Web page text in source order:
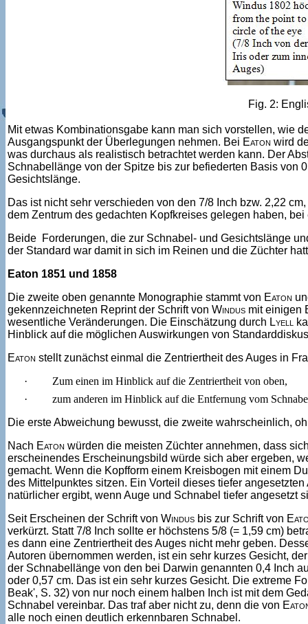
Fig. 2:
Mit etwas Kombinationsgabe kann man sich vorstellen, wie
Ausgangspunkt der Überlegungen nehmen. Bei Eaton wird
was durchaus als realistisch betrachtet werden kann. Der
Schnabellänge von der Spitze bis zur befiederten Basis von
Gesichtslänge.
Das ist nicht sehr verschieden von den 7/8 Inch bzw. 2,22
dem Zentrum des gedachten Kopfkreises gelegen haben,
Beide Forderungen, die zur Schnabel- und Gesichtslänge
der Standard war damit in sich im Reinen und die Züchter
Eaton 1851 und 1858
Die zweite oben genannte Monographie stammt von Eaton
gekennzeichneten Reprint der Schrift von Windus mit einigen
wesentliche Veränderungen. Die Einschätzung durch Lyell
Hinblick auf die möglichen Auswirkungen von
Eaton stellt zunächst einmal die Zentriertheit des Auges in
·
Zum einen im Hinblick auf die Zentriertheit von oben,
·
zum anderen im Hinblick auf die Entfernung vom
Die erste Abweichung bewusst, die zweite wahrscheinlich,
Nach Eaton würden die meisten Züchter annehmen, dass
erscheinendes Erscheinungsbild würde sich aber ergeben,
gemacht. Wenn die Kopfform einem Kreisbogen mit einem
des Mittelpunktes sitzen. Ein Vorteil dieses tiefer
natürlicher ergibt, wenn Auge und Schnabel tiefer angesetzt
Seit Erscheinen der Schrift von Windus bis zur Schrift von
verkürzt. Statt 7/8 Inch sollte er höchstens 5/8 (= 1,59 cm)
es dann eine Zentriertheit des Auges nicht mehr geben.
Autoren übernommen werden, ist ein sehr kurzes Gesicht,
der Schnabellänge von den bei Darwin genannten 0,4 Inch
oder 0,57 cm. Das ist ein sehr kurzes Gesicht. Die extreme
Beak', S. 32) von nur noch einem halben Inch ist mit dem
Schnabel vereinbar. Das traf aber nicht zu, denn die von
alle noch einen deutlich erkennbaren Schnabel.